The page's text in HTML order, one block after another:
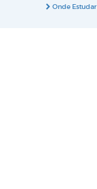
Onde Estudar